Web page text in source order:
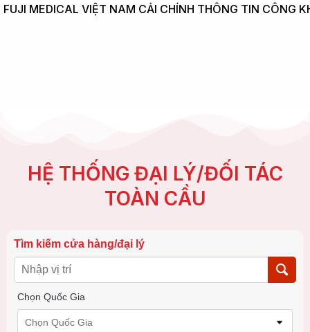
FUJI MEDICAL VIỆT NAM CẢI CHÍNH THÔNG TIN CÔNG
HỆ THỐNG ĐẠI LÝ/ĐỐI TÁC
TOÀN CẦU
Tìm kiếm cửa hàng/đại lý
Chọn Quốc Gia
Chọn Quốc Gia